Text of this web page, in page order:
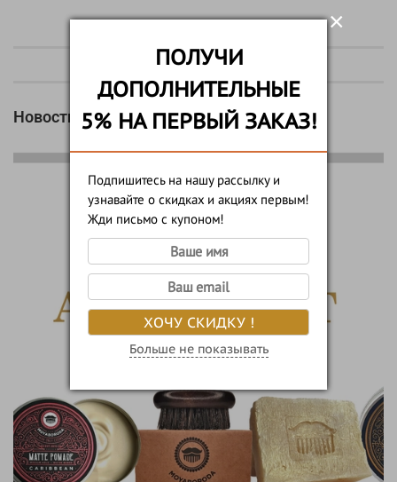
ПОЛУЧИ
ДОПОЛНИТЕЛЬНЫЕ
5% НА ПЕРВЫЙ ЗАКАЗ!
Подпишитесь на нашу рассылку и
узнавайте о скидках и акциях первым!
Жди письмо с купоном!
ХОЧУ СКИДКУ !
Больше не показывать
×
Новости